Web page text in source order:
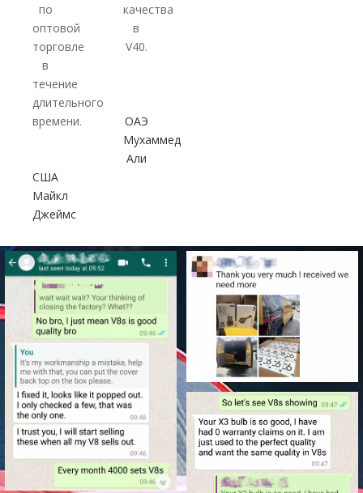
по
оптовой
торговле
в
течение
длительного
времени.
США
Майкл
Джеймс
качества
в
V40.
ОАЭ
Мухаммед
Али